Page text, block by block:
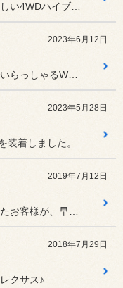
2023年6月12日
2023年5月28日
装着しました。
2019年7月12日
2018年7月29日
クサス♪